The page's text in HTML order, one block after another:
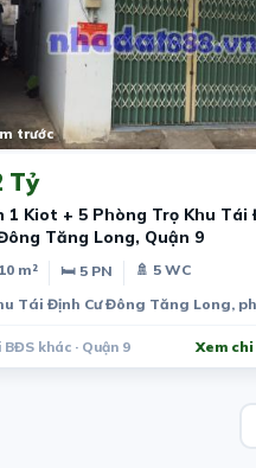
trước
Tỷ
1 Kiot + 5 Phòng Trọ Khu Tái
Tăng Long, Quận 9
m² 🛏 5 PN
🚿 5 WC
Tái Định Cư Đông Tăng Long,
BĐS khác · Quận 9 Xem